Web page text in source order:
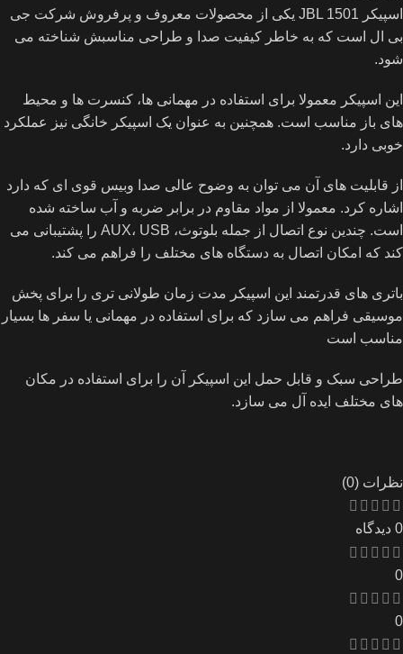
اسپیکر JBL 1501 یکی از محصولات معروف و پرفروش شرکت جی
بی ال است که به خاطر کیفیت صدا و طراحی مناسبش شناخته می
شود.
این اسپیکر معمولا برای استفاده در مهمانی ها، کنسرت ها و محیط
های باز مناسب است. همچنین به عنوان یک اسپیکر خانگی نیز عملکرد
خوبی دارد.
از قابلیت های آن می توان به وضوح عالی صدا وبیس قوی ای که دارد
اشاره کرد. معمولا از مواد مقاوم در برابر ضربه و آب ساخته شده
است. چندین نوع اتصال از جمله بلوتوث، AUX، USB را پشتیبانی می
کند که امکان اتصال به دستگاه های مختلف را فراهم می کند.
باتری های قدرتمند این اسپیکر مدت زمان طولانی تری را برای پخش
موسیقی فراهم می سازد که برای استفاده در مهمانی یا سفر ها بسیار
مناسب است
طراحی سبک و قابل حمل این اسپیکر آن را برای استفاده در مکان
های مختلف ایده آل می سازد.
نظرات (0)
0 دیدگاه
0
0